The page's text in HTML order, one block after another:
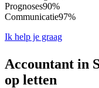
Prognoses90%
Communicatie97%
Ik help je graag
Accountant in
op letten